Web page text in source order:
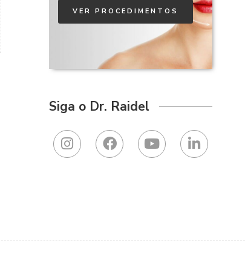
VER PROCEDIMENTOS
Siga o Dr. Raidel